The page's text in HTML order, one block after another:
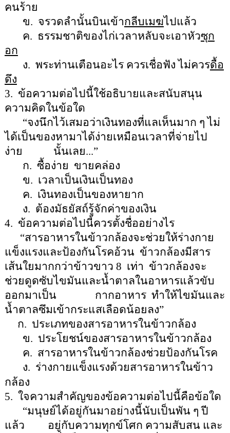
คนร้าย
ข. จรวดลำนั้นบินเข้ากลีบเมฆไปแล้ว
ค. ธรรมชาติของไก่เวลาหลับจะเอาหัวซุก
อก
ง. พระท่านเตือนอะไร ควรเชื่อฟัง ไม่ควรดื้อ
ดึง
3. ข้อความต่อไปนี้ใช้อธิบายและสนับสนุน
ความคิดในข้อใด
“จงนึกไว้เสมอว่าเงินทองที่แลเห็นมาก ๆ ไม่
ได้เป็นของหามาได้ง่ายเหมือนเวลาที่จ่ายไป
ง่าย
นั้นเลย...”
ก. ซื้อง่าย ขายคล่อง
ข. เวลาเป็นเงินเป็นทอง
ค. เงินทองเป็นของหายาก
ง. ต้องมัธยัสถ์รู้จักค่าของเงิน
4. ข้อความต่อไปนี้ควรตั้งชื่ออย่างไร
“สารอาหารในข้าวกล้องจะช่วยให้ร่างกาย
แข็งแรงและป้องกันโรคอ้วน ข้าวกล้องมีสาร
เส้นใยมากกว่าข้าวขาว 8 เท่า ข้าวกล้องจะ
ช่วยดูดซับไขมันและน้ำตาลในอาหารแล้วขับ
ออกมาเป็น
กากอาหาร ทำให้ไขมันและ
น้ำตาลซึมเข้ากระแสเลือดน้อยลง”
ก. ประเภทของสารอาหารในข้าวกล้อง
ข. ประโยชน์ของสารอาหารในข้าวกล้อง
ค. สารอาหารในข้าวกล้องช่วยป้องกันโรค
ง. ร่างกายแข็งแรงด้วยสารอาหารในข้าว
กล้อง
5. ใจความสำคัญของข้อความต่อไปนี้คือข้อใด
“มนุษย์ได้อยู่กันมาอย่างนี้นับเป็นพัน ๆ ปี
แล้ว
อยู่กับความทุกข์โศก ความสับสน และ